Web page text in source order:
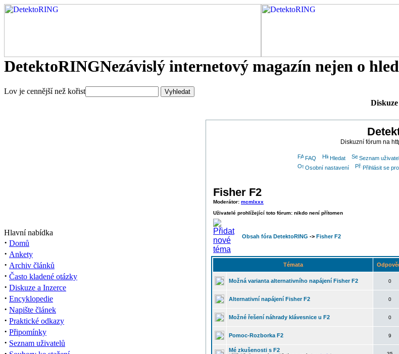
DetektoRINGNezávislý internetový magazín nejen o
Lov je cennější než kořist
Hlavní nabídka
· Domů
· Ankety
· Archiv článků
· Často kladené otázky
· Diskuze a Inzerce
· Encyklopedie
· Napište článek
· Praktické odkazy
· Připomínky
· Seznam uživatelů
Diskuzní fórum na
FAQ Hledat Seznam
Osobní nastavení
Přihlásit se
Fisher F2
Moderátor: mcmlxxx
Uživatelé prohlížející toto fórum: nikdo není přítomen
Obsah fóra DetektoRING -> Fisher F2
Témata
Možná varianta alternativního napájení Fisher F2 0
Alternativní napájení Fisher F2 0
Možné řešení náhrady klávesnice u F2 0
Pomoc-Rozborka F2 9
Mé zkušenosti s F2